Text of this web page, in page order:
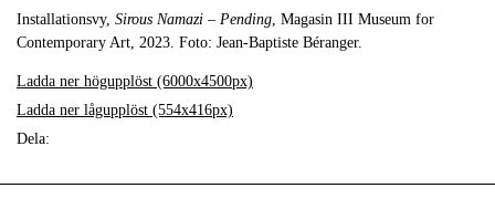
Installationsvy, Sirous Namazi – Pending , Magasin III Museum for
Contemporary Art, 2023. Foto: Jean-Baptiste Béranger.
Ladda ner högupplöst (6000x4500px)
Ladda ner lågupplöst (554x416px)
Dela: